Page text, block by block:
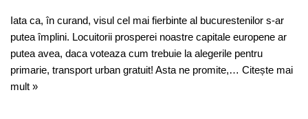
Iata ca, în curand, visul cel mai fierbinte al bucurestenilor s-ar
putea împlini. Locuitorii prosperei noastre capitale europene ar
putea avea, daca voteaza cum trebuie la alegerile pentru
primarie, transport urban gratuit! Asta ne promite,… Citește mai
mult »